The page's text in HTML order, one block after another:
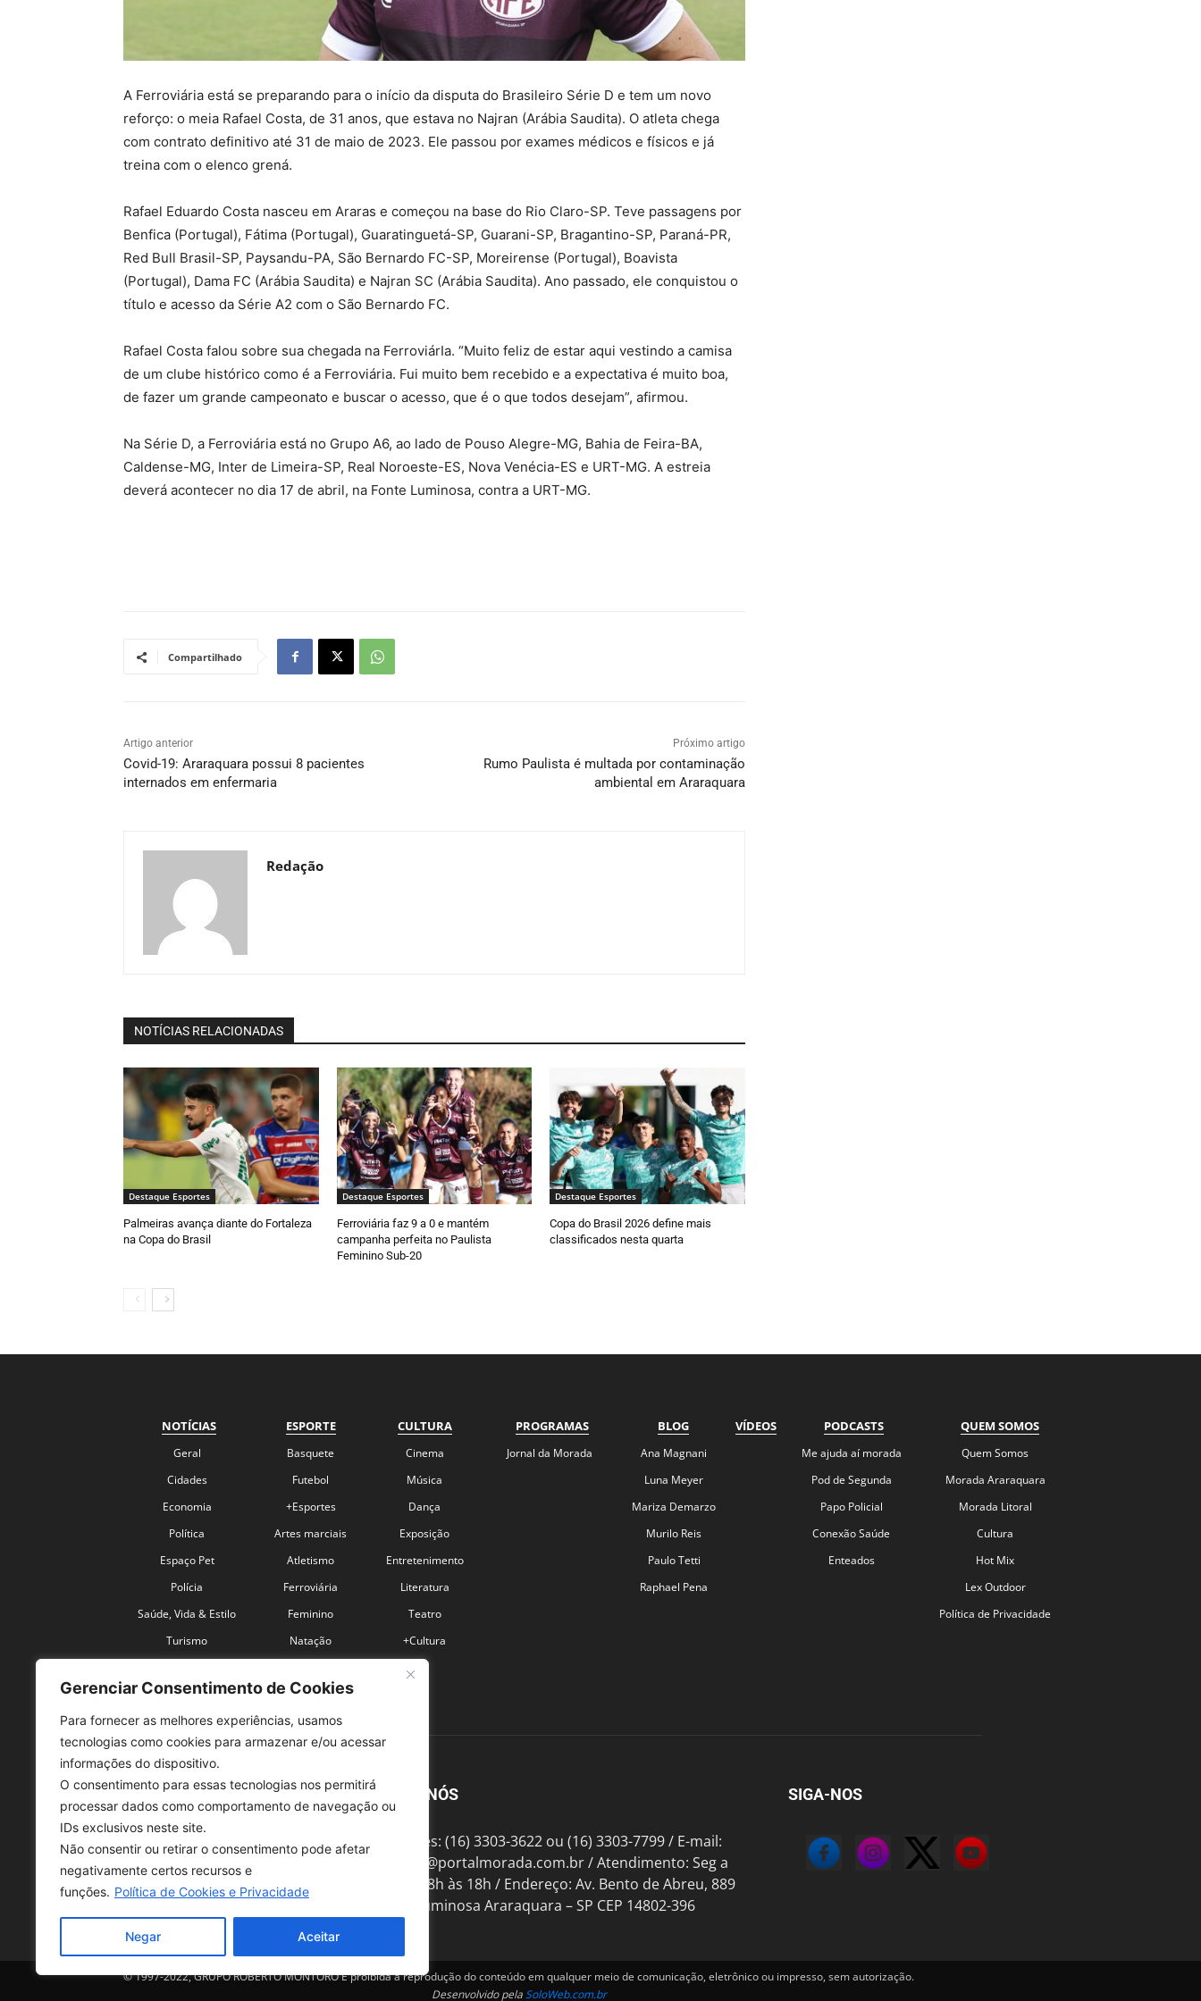
Gerenciar Consentimento de Cookies
Para fornecer as melhores experiências, usamos
tecnologias como cookies para armazenar e/ou acessar
informações do dispositivo.
O consentimento para essas tecnologias nos permitirá
processar dados como comportamento de navegação ou
IDs exclusivos neste site.
Não consentir ou retirar o consentimento pode afetar
negativamente certos recursos e
funções. Política de Cookies e Privacidade
Negar Aceitar
A Ferroviária está se preparando para o início da disputa do Brasileiro Série D e tem um novo
reforço: o meia Rafael Costa, de 31 anos, que estava no Najran (Arábia Saudita). O atleta chega
com contrato definitivo até 31 de maio de 2023. Ele passou por exames médicos e físicos e já
treina com o elenco grená.
Rafael Eduardo Costa nasceu em Araras e começou na base do Rio Claro-SP. Teve passagens por
Benfica (Portugal), Fátima (Portugal), Guaratinguetá-SP, Guarani-SP, Bragantino-SP, Paraná-PR,
Red Bull Brasil-SP, Paysandu-PA, São Bernardo FC-SP, Moreirense (Portugal), Boavista
(Portugal), Dama FC (Arábia Saudita) e Najran SC (Arábia Saudita). Ano passado, ele conquistou o
título e acesso da Série A2 com o São Bernardo FC.
Rafael Costa falou sobre sua chegada na FerroviárIa. “Muito feliz de estar aqui vestindo a camisa
de um clube histórico como é a Ferroviária. Fui muito bem recebido e a expectativa é muito boa,
de fazer um grande campeonato e buscar o acesso, que é o que todos desejam”, afirmou.
Na Série D, a Ferroviária está no Grupo A6, ao lado de Pouso Alegre-MG, Bahia de Feira-BA,
Caldense-MG, Inter de Limeira-SP, Real Noroeste-ES, Nova Venécia-ES e URT-MG. A estreia
deverá acontecer no dia 17 de abril, na Fonte Luminosa, contra a URT-MG.
Compartilhado
Artigo anterior
Covid-19: Araraquara possui 8 pacientes
internados em enfermaria
Próximo artigo
Rumo Paulista é multada por contaminação
ambiental em Araraquara
Redação
NOTÍCIAS RELACIONADAS
Destaque Esportes
Palmeiras avança diante do Fortaleza
na Copa do Brasil
Destaque Esportes
Ferroviária faz 9 a 0 e mantém
campanha perfeita no Paulista
Feminino Sub-20
Destaque Esportes
Copa do Brasil 2026 define mais
classificados nesta quarta
NOTÍCIAS
Geral
Cidades
Economia
Política
Espaço Pet
Polícia
Saúde, Vida & Estilo
Turismo
ESPORTE
Basquete
Futebol
+Esportes
Artes marciais
Atletismo
Ferroviária
Feminino
Natação
CULTURA
Cinema
Música
Dança
Exposição
Entretenimento
Literatura
Teatro
+Cultura
PROGRAMAS
Jornal da Morada
BLOG
Ana Magnani
Luna Meyer
Mariza Demarzo
Murilo Reis
Paulo Tetti
Raphael Pena
VÍDEOS PODCASTS
Me ajuda aí morada
Pod de Segunda
Papo Policial
Conexão Saúde
Enteados
QUEM SOMOS
Quem Somos
Morada Araraquara
Morada Litoral
Cultura
Hot Mix
Lex Outdoor
Política de Privacidade
SOBRE NÓS
Telefones: (16) 3303-3622 ou (16) 3303-7799 / E-mail:
contato@portalmorada.com.br/ Atendimento: Seg a
Sex das 8h às 18h / Endereço: Av. Bento de Abreu, 889
Fonte Luminosa Araraquara – SP CEP 14802-396
SIGA-NOS
© 1997-2022, GRUPO ROBERTO MONTORO É proibida a reprodução do conteúdo em qualquer meio de comunicação, eletrônico ou impresso, sem autorização.
Desenvolvido pelaSoloWeb.com.br